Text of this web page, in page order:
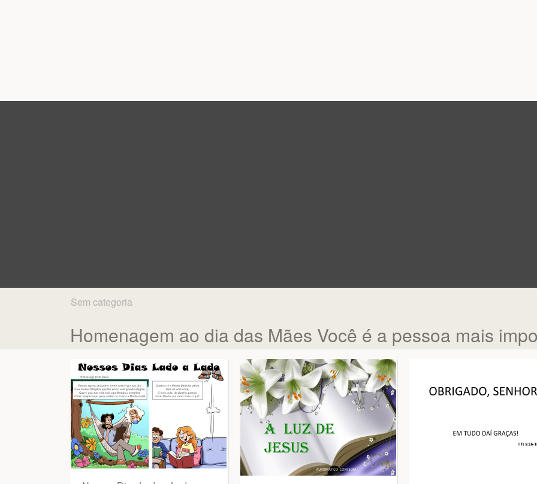
Sem categoria
Homenagem ao dia das Mães Você é a pessoa mais